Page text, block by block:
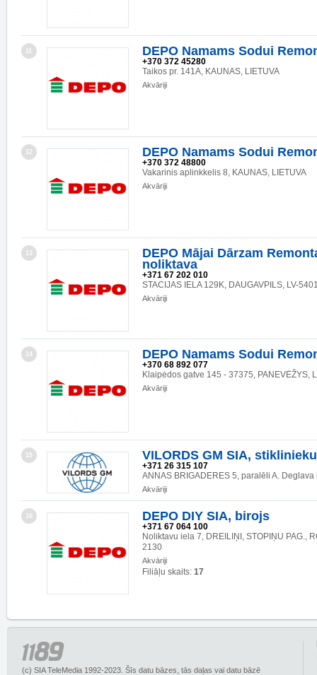
11 DEPO Namams Sodui
+370 372 45280
Taikos pr. 141A, KAUNAS, LIETUVA
Akvāriji
12 DEPO Namams Sodui
+370 372 48800
Vakarinis aplinkkelis 8, KAUNAS, LIETUVA
Akvāriji
13
DEPO Mājai Dārzam
noliktava
+371 67 202 010
STACIJAS IELA 129K, DAUGAVPILS, LV-
Akvāriji
14 DEPO Namams Sodui
+370 68 892 077
Klaipėdos gatve 145 - 37375, PANEVĖŽYS,
Akvāriji
15 VILORDS GM SIA,
+371 26 315 107
ANNAS BRIGADERES 5, paralēli A. Deglava
Akvāriji
16 DEPO DIY SIA, birojs
+371 67 064 100
Noliktavu iela 7, DREILIŅI, STOPIŅU PAG.,
2130
Akvāriji
Filiāļu skaits: 17
(c) SIA TeleMedia 1992-2023. Šīs datu bāzes, tās daļas vai datu bāzē